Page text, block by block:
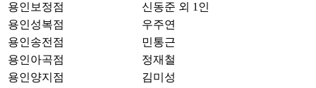
용인보정점
신동준 외 1인
용인성복점
우주연
용인송전점
민통근
용인아곡점
정재철
용인양지점
김미성